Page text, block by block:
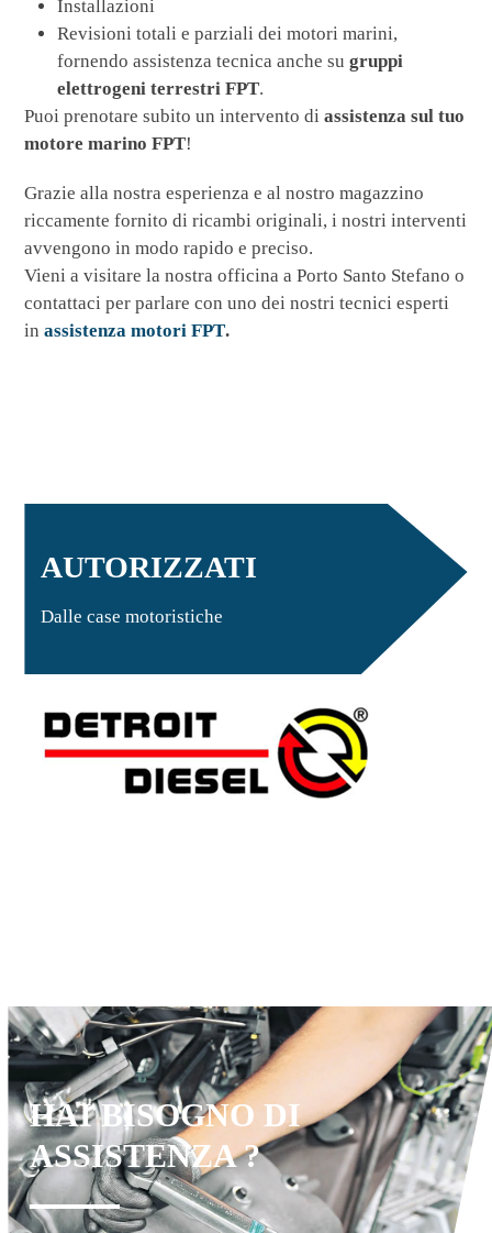
Installazioni
Revisioni totali e parziali dei motori marini,
fornendo assistenza tecnica anche sugruppi
elettrogeni terrestri FPT.
Puoi prenotare subito un intervento diassistenza sul tuo
motore marino FPT!
Grazie alla nostra esperienza e al nostro magazzino
riccamente fornito di ricambi originali, i nostri interventi
avvengono in modo rapido e preciso.
Vieni a visitare la nostra officina a Porto Santo Stefano o
contattaci per parlare con uno dei nostri tecnici esperti
inassistenza motori FPT.
AUTORIZZATI
Dalle case motoristiche
HAI BISOGNO DI
ASSISTENZA ?